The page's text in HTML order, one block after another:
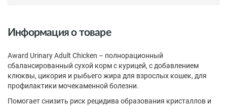
Информация о товаре
Award Urinary Adult Chicken – полнорационный
сбалансированный сухой корм c курицей, с добавлением
клюквы, цикория и рыбьего жира для взрослых кошек, для
профилактики мочекаменной болезни.
Помогает снизить риск рецидива образования кристаллов и